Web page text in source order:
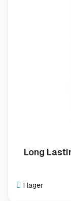
Long
I lager